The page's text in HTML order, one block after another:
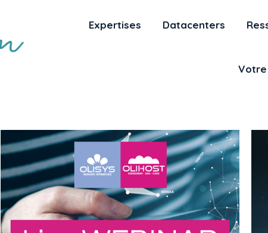
Expertises Datacenters
Votre